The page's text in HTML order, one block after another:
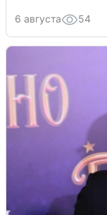
6 августа 54